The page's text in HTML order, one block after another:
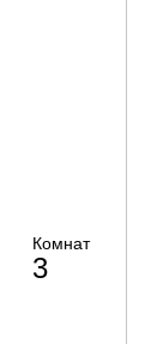
Комнат
3